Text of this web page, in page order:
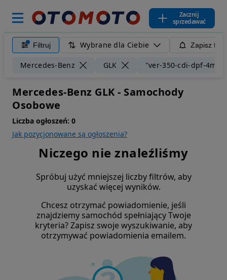
Zacznij
sprzedawać
Filtruj Wybrane dla Ciebie Zapisz
Mercedes-Benz GLK "ver-350-cdi-dpf-
Mercedes-Benz GLK - Samochody
Osobowe
Liczba ogłoszeń: 0
Jak pozycjonowane są ogłoszenia?
Niczego nie znaleźliśmy
Spróbuj użyć mniejszej liczby filtrów, aby
uzyskać więcej wyników.
Chcesz otrzymać powiadomienie, jeśli
znajdziemy samochód spełniający Twoje
kryteria? Zapisz swoje wyszukiwanie, aby
otrzymywać powiadomienia emailem.